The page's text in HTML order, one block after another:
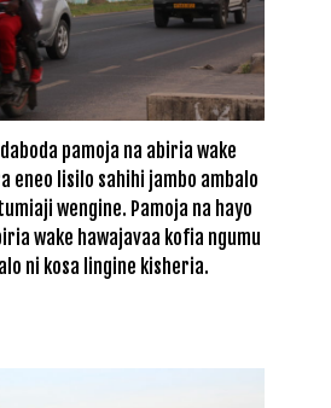
pamoja na abiria wake
eneo lisilo sahihi jambo ambalo
wengine. Pamoja na hayo
wake hawajavaa kofia ngumu
ni kosa lingine kisheria.